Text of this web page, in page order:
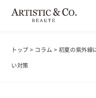
トップ> コラム > 初夏の紫外線
い対策